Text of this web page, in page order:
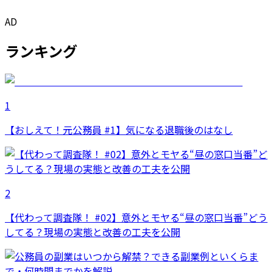
AD
ランキング
1
【おしえて！元公務員 #1】気になる退職後のはなし
2
【代わって調査隊！ #02】意外とモヤる“昼の窓口当番”どう
してる？現場の実態と改善の工夫を公開